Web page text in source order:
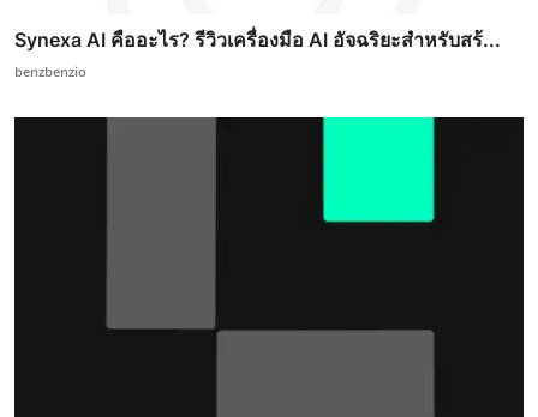
Synexa AI คืออะไร? รีวิวเครื่องมือ AI อัจฉริยะสำหรับสร้...
benzbenzio